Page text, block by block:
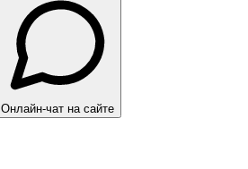
Онлайн-чат на сайте